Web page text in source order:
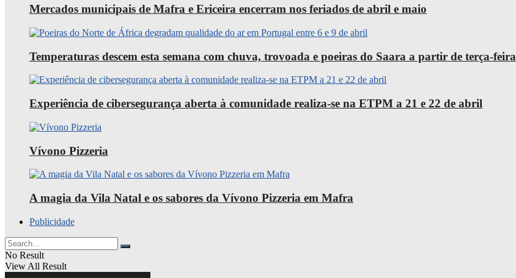
Mercados municipais de Mafra e Ericeira encerram nos feriados de abril e maio
Temperaturas descem esta semana com chuva, trovoada e poeiras do Saara a partir de terça-feira
Experiência de cibersegurança aberta à comunidade realiza-se na ETPM a 21 e 22 de abril
Vívono Pizzeria
A magia da Vila Natal e os sabores da Vívono Pizzeria em Mafra
Publicidade
No Result
View All Result